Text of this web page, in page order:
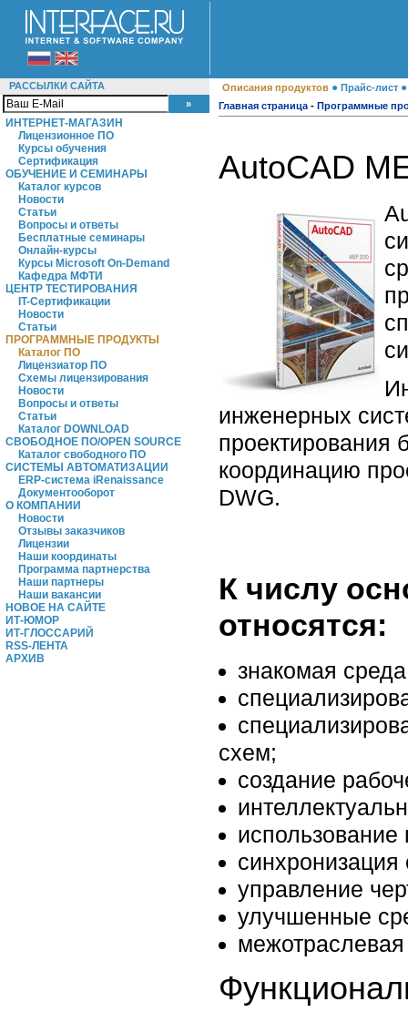
РАССЫЛКИ САЙТА
ИНТЕРНЕТ-МАГАЗИН
Лицензионное ПО
Курсы обучения
Сертификация
ОБУЧЕНИЕ И СЕМИНАРЫ
Каталог курсов
Новости
Статьи
Вопросы и ответы
Бесплатные семинары
Онлайн-курсы
Курсы Microsoft On-Demand
Кафедра МФТИ
ЦЕНТР ТЕСТИРОВАНИЯ
IT-Сертификации
Новости
Статьи
ПРОГРАММНЫЕ ПРОДУКТЫ
Каталог ПО
Лицензиатор ПО
Схемы лицензирования
Новости
Вопросы и ответы
Статьи
Каталог DOWNLOAD
СВОБОДНОЕ ПО/OPEN SOURCE
Каталог свободного ПО
СИСТЕМЫ АВТОМАТИЗАЦИИ
ERP-система iRenaissance
Документооборот
О КОМПАНИИ
Новости
Отзывы заказчиков
Лицензии
Наши координаты
Программа партнерства
Наши партнеры
Наши вакансии
НОВОЕ НА САЙТЕ
ИТ-ЮМОР
ИТ-ГЛОССАРИЙ
RSS-ЛЕНТА
АРХИВ
Описания продуктов ● Прайс-лист
Главная страница - Программные
AutoCAD
инженерных
проектирования
координацию
DWG.
К числу
относятся:
знакомая
схем;
создание
управление
улучшенные